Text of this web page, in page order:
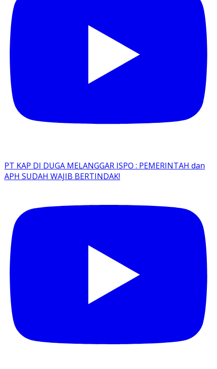
PT KAP DI DUGA MELANGGAR ISPO : PEMERINTAH dan
APH SUDAH WAJIB BERTINDAK!